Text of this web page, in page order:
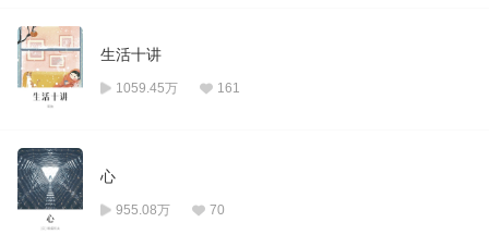
生活十讲
1059.45万 161
心
955.08万 70